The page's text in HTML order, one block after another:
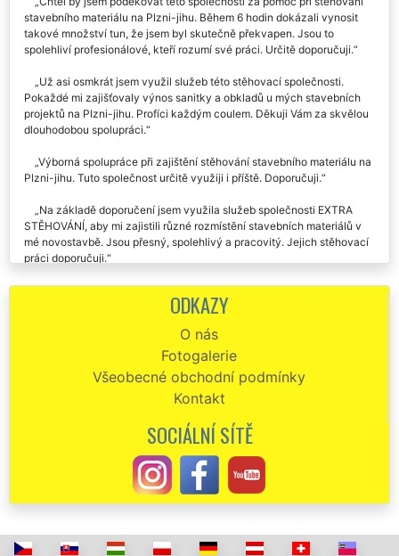
Chtěl by jsem poděkovat této společnosti za pomoc při stěhování
stavebního materiálu na Plzni-jihu. Během 6 hodin dokázali vynosit
takové množství tun, že jsem byl skutečně překvapen. Jsou to
Už asi osmkrát jsem využil služeb této stěhovací společnosti.
Pokaždé mi zajišťovaly výnos sanitky a obkladů u mých stavebních
projektů na Plzni-jihu. Profíci každým coulem. Děkuji Vám za skvělou
Výborná spolupráce při zajištění stěhování stavebního materiálu na
Na základě doporučení jsem využila služeb společnosti EXTRA
STĚHOVÁNÍ, aby mi zajistili různé rozmístění stavebních materiálů v
mé novostavbě. Jsou přesný, spolehlivý a pracovitý. Jejich stěhovací
Pravidelně využíváme společnost EXTRA STĚHOVÁNÍ, aby nám
zajistila přepravu, nastěhování, a rozmístění různé sanity a oken na
našich stavbách na Plzni-jihu. Vždy perfektní komunikativnost a
spolehlivost. Určitě budeme využívat i nadále služeb této stěhovací
ODKAZY
O nás
Fotogalerie
Všeobecné obchodní podmínky
Kontakt
SOCIÁLNÍ SÍTĚ